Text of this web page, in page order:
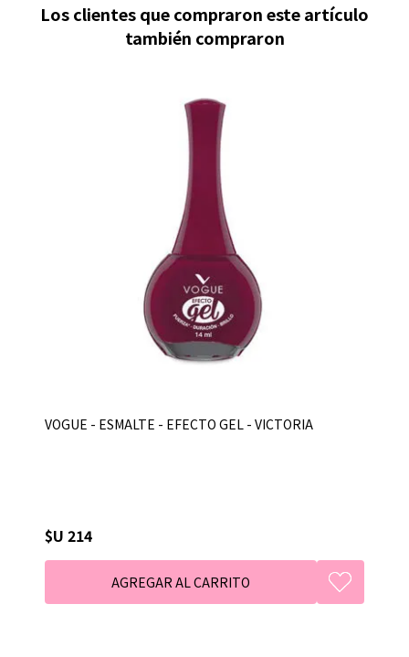
Los clientes que compraron este artículo
también compraron
VOGUE - ESMALTE - EFECTO GEL - VICTORIA
$U 214